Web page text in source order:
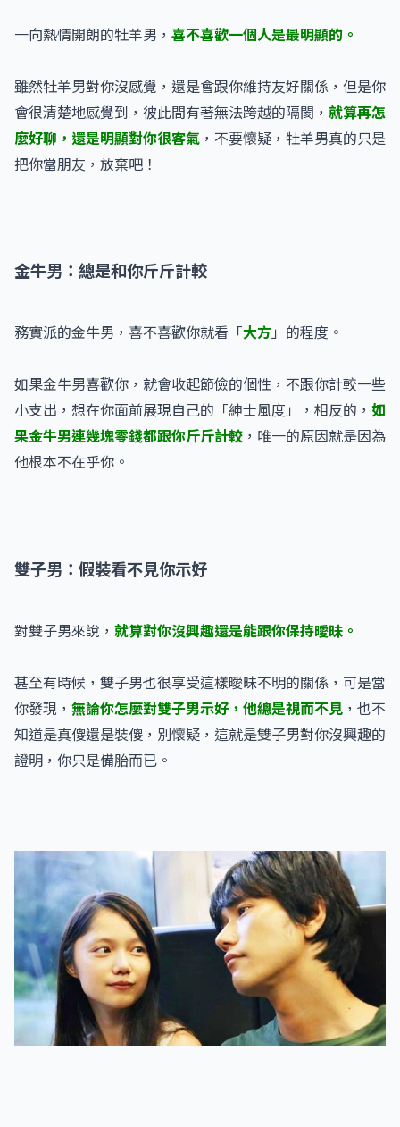
一向熱情開朗的牡羊男， 喜不喜歡一個人是最明顯的。
雖然牡羊男對你沒感覺，還是會跟你維持友好關係，但是你
會很清楚地感覺到，彼此間有著無法跨越的隔閡， 就算再怎
麼好聊，還是明顯對你很客氣 ，不要懷疑，牡羊男真的只是
把你當朋友，放棄吧！
金牛男：總是和你斤斤計較
務實派的金牛男，喜不喜歡你就看「大方」的程度。
如果金牛男喜歡你，就會收起節儉的個性，不跟你計較一些
小支出，想在你面前展現自己的「紳士風度」，相反的， 如
果金牛男連幾塊零錢都跟你斤斤計較 ，唯一的原因就是因為
他根本不在乎你。
雙子男：假裝看不見你示好
對雙子男來說， 就算對你沒興趣還是能跟你保持曖昧。
甚至有時候，雙子男也很享受這樣曖昧不明的關係，可是當
你發現， 無論你怎麼對雙子男示好，他總是視而不見 ，也不
知道是真傻還是裝傻，別懷疑，這就是雙子男對你沒興趣的
證明，你只是備胎而已。